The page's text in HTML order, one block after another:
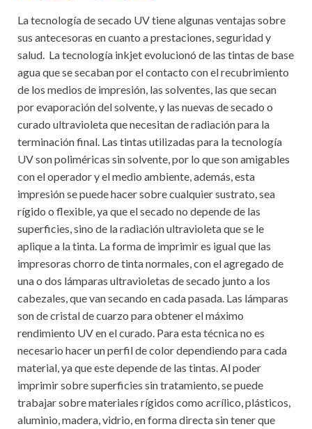
e
b
o
o
k
itt
er
ai
l
at
s
A
p
p
ke
dI
n
La tecnología de secado UV tiene algunas ventajas sobre
sus antecesoras en cuanto a prestaciones, seguridad y
salud. La tecnología inkjet evolucionó de las tintas de base
agua que se secaban por el contacto con el recubrimiento
de los medios de impresión, las solventes, las que secan
por evaporación del solvente, y las nuevas de secado o
curado ultravioleta que necesitan de radiación para la
terminación final. Las tintas utilizadas para la tecnología
UV son poliméricas sin solvente, por lo que son amigables
con el operador y el medio ambiente, además, esta
impresión se puede hacer sobre cualquier sustrato, sea
rígido o flexible, ya que el secado no depende de las
superficies, sino de la radiación ultravioleta que se le
aplique a la tinta. La forma de imprimir es igual que las
impresoras chorro de tinta normales, con el agregado de
una o dos lámparas ultravioletas de secado junto a los
cabezales, que van secando en cada pasada. Las lámparas
son de cristal de cuarzo para obtener el máximo
rendimiento UV en el curado. Para esta técnica no es
necesario hacer un perfil de color dependiendo para cada
material, ya que este depende de las tintas. Al poder
imprimir sobre superficies sin tratamiento, se puede
trabajar sobre materiales rígidos como acrílico, plásticos,
aluminio, madera, vidrio, en forma directa sin tener que